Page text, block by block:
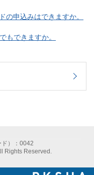
の申込みはできますか。
もできますか。
）：0042
Rights Reserved.